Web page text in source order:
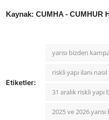
Kaynak: CUMHA - CUMHUR
Etiketler:
yarısı bizden
riskli yapı ilanı nasıl
31 aralık riskli yapı
2025 ve 2026